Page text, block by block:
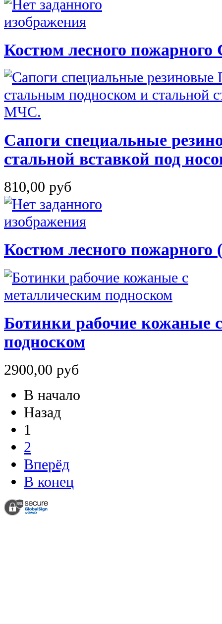
Костюм лесного пожарного
Сапоги специальные
стальной вставкой под
810,00 руб
Костюм лесного
Ботинки рабочие кожаные
подноском
2900,00 руб
В начало
Назад
1
2
Вперёд
В конец